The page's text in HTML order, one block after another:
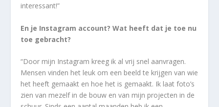
interessant!”
En je Instagram account? Wat heeft dat je toe nu
toe gebracht?
“Door mijn Instagram kreeg ik al vrij snel aanvragen.
Mensen vinden het leuk om een beeld te krijgen van wie
het heeft gemaakt en hoe het is gemaakt. Ik laat foto’s
zien van mezelf in de bouw en van mijn projecten in de